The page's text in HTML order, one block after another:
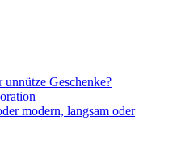
Geschenke?
modern, langsam oder